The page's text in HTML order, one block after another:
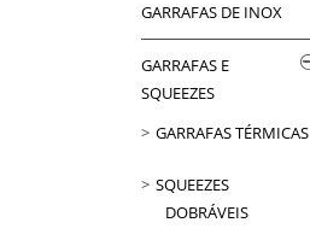
GARRAFAS DE INOX
GARRAFAS E
SQUEEZES
GARRAFAS TÉRMICAS
SQUEEZES
DOBRÁVEIS